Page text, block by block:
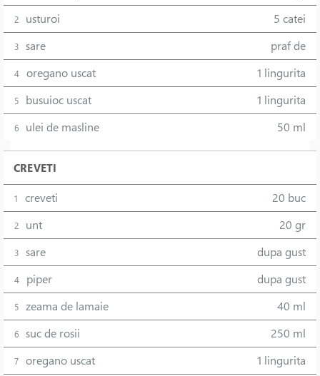
2 usturoi 5 catei
3 sare praf de
4 oregano uscat 1 lingurita
5 busuioc uscat 1 lingurita
6 ulei de masline 50 ml
CREVETI
1 creveti 20 buc
2 unt 20 gr
3 sare dupa gust
4 piper dupa gust
5 zeama de lamaie 40 ml
6 suc de rosii 250 ml
7 oregano uscat 1 lingurita